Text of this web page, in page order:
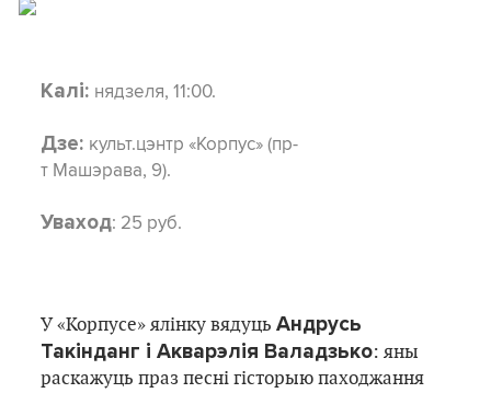
Калі: нядзеля, 11:00.
Дзе: культ.цэнтр «Корпус» (пр-
т Машэрава, 9).
Уваход: 25 руб.
У «Корпусе» ялінку вядуць Андрусь
Такінданг і Акварэлія Валадзько: яны
раскажуць праз песні гісторыю паходжання